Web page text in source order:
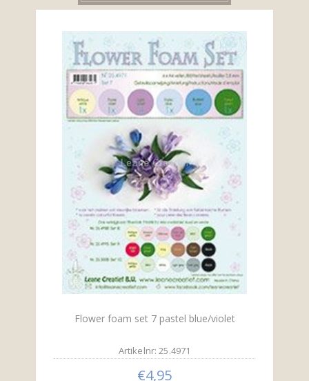
Flower foam set 7 pastel blue/violet
Artikelnr: 25.4971
€4,95